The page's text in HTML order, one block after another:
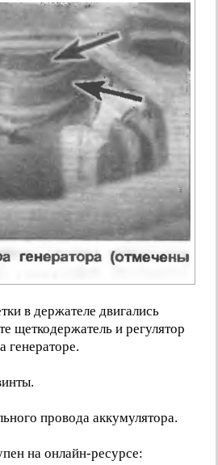
в держателе двигались
щеткодержатель и регулятор
генераторе.
провода аккумулятора.
на онлайн-ресурсе: